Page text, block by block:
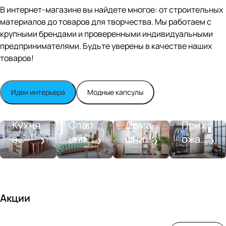
n
Whit
e
satin
В интернет-магазине вы найдете многое: от строительных
материалов до товаров для творчества. Мы работаем с
крупными брендами и проверенными индивидуальными
предпринимателями. Будьте уверены в качестве наших
товаров!
Идеи интерьера Модные капсулы
Кухня
в
стиле
Спал
ьня в
совре
Дома
шний
SPA-
Прих
ожая
со
Акции